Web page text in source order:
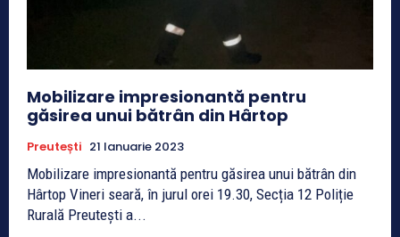
Mobilizare impresionantă pentru
găsirea unui bătrân din Hârtop
Preutești 21 Ianuarie 2023
Mobilizare impresionantă pentru găsirea unui bătrân din
Hârtop Vineri seară, în jurul orei 19.30, Secția 12 Poliție
Rurală Preutești a...